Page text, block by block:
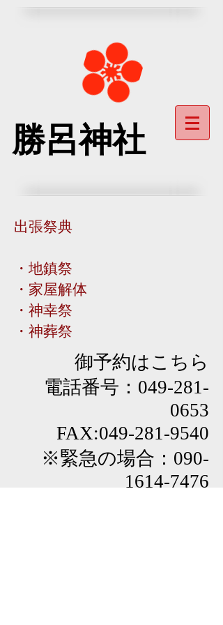
勝呂神社
出張祭典
・地鎮祭
・家屋解体
・神幸祭
​・神葬祭
御予約はこちら
電話番号：049-281-
0653
FAX:049-281-9540
​※緊急の場合：090-
1614-7476